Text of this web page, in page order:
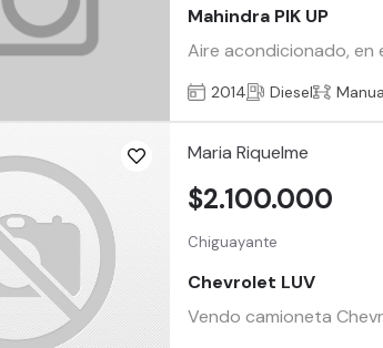
Mahindra PIK UP
Aire acondicionado, en
2014 Diesel
Maria Riquelme
Chiguayante
Chevrolet LUV
Vendo camioneta
$2.100.000